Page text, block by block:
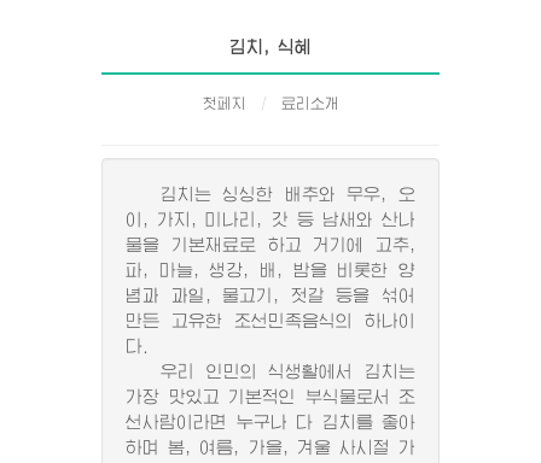
김치, 식혜
첫페지 료리소개
김치는 싱싱한 배추와 무우, 오
이, 가지, 미나리, 갓 등 남새와 산나
물을 기본재료로 하고 거기에 고추,
파, 마늘, 생강, 배, 밤을 비롯한 양
념과 과일, 물고기, 젓갈 등을 섞어
만든 고유한 조선민족음식의 하나이
다.
우리 인민의 식생활에서 김치는
가장 맛있고 기본적인 부식물로서 조
선사람이라면 누구나 다 김치를 좋아
하며 봄, 여름, 가을, 겨울 사시절 가